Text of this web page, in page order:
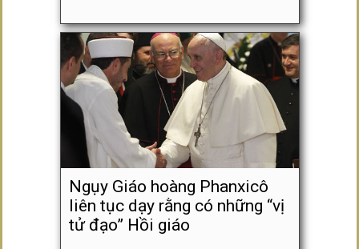
Ngụy Giáo hoàng Phanxicô
liên tục dạy rằng có những “vị
tử đạo” Hồi giáo